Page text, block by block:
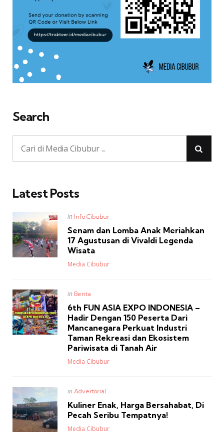
Search
Latest Posts
Posted
in Info Cibubur
Senam dan Lomba Anak Meriahkan
17 Agustusan di Vivaldi Legenda
Wisata
Posted
Media Cibubur
Posted
in
in Berita
6th FUN ASIA EXPO INDONESIA –
Hadir Dengan 150 Peserta Dari
Mancanegara Perkuat Industri
Taman Rekreasi dan Ekosistem
Pariwisata di Tanah Air
Posted
Media Cibubur
Posted
in Advertorial
Kuliner Enak, Harga Bersahabat, Di
Pecah Seribu Tempatnya!
Posted
Media Cibubur